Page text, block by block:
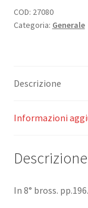
quantità
COD: 27080
Categoria: Generale
Descrizione
Informazioni
Descrizione
In 8° bross.